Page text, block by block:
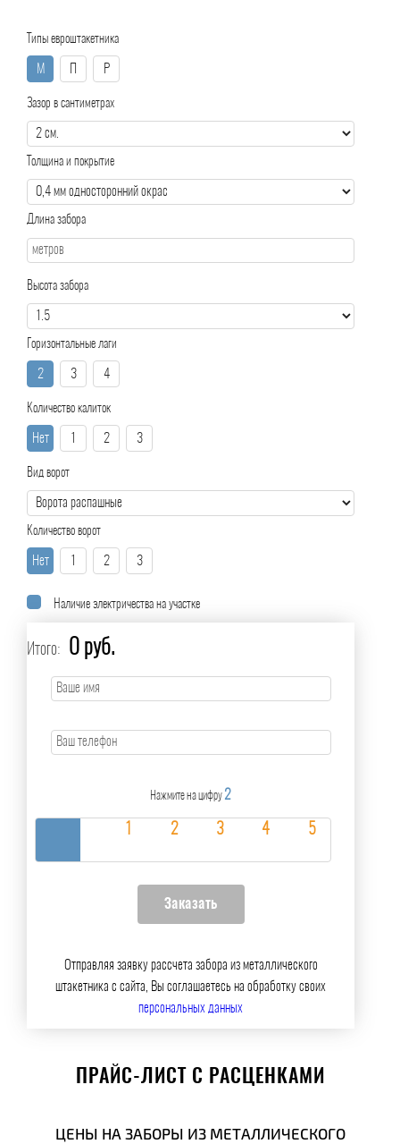
Типы евроштакетника
М Р
Зазор в сантиметрах
Толщина и покрытие
Длина забора
Высота забора
Горизонтальные лаги
2 3 4
Количество калиток
Нет 1 2 3
Вид ворот
Количество ворот
Нет 1 2 3
Наличие электричества на участке
Итого: 0 руб.
Нажмите на цифру 2
Отправляя заявку рассчета забора из металлического
штакетника с сайта, Вы соглашаетесь на обработку своих
персональных данных
ПРАЙС-ЛИСТ С РАСЦЕНКАМИ
ЦЕНЫ НА ЗАБОРЫ ИЗ МЕТАЛЛИЧЕСКОГО